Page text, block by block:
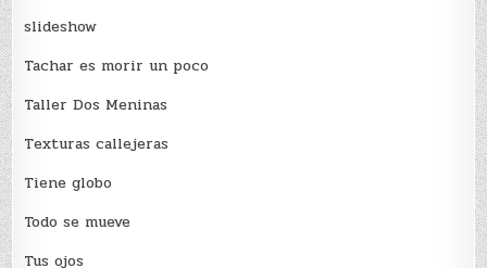
slideshow
Tachar es morir un poco
Taller Dos Meninas
Texturas callejeras
Tiene globo
Todo se mueve
Tus ojos